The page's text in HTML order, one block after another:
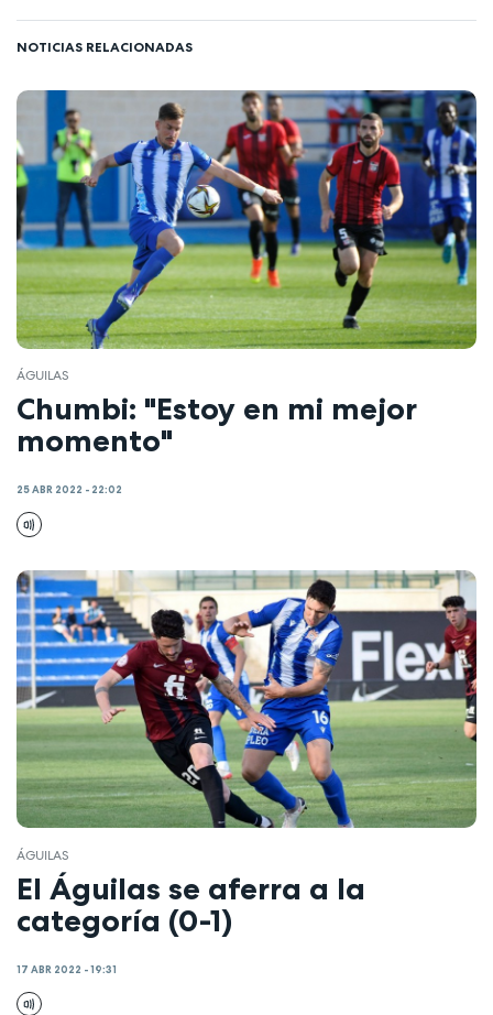
NOTICIAS RELACIONADAS
ÁGUILAS
Chumbi: "Estoy en mi mejor
momento"
25 ABR 2022 - 22:02
ÁGUILAS
El Águilas se aferra a la
categoría (0-1)
17 ABR 2022 - 19:31